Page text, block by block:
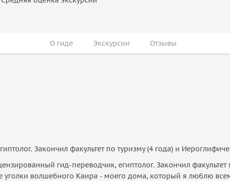
О гиде Экскурсии Отзывы
Закончил факультет по туризму (4 года) и
гид-переводчик, египтолог. Закончил
уголки волшебного Каира - моего дома, который я люблю